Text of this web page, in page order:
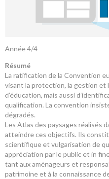
Année 4/4
Résumé
La ratification de la Convention
visant la protection, la gestion et
d’éducation, mais aussi
qualification. La convention
dégradés.
Les Atlas des paysages réalisés
atteindre ces objectifs. Ils
scientifique et vulgarisation de
appréciation par le public et in
tant aux aménageurs et
patrimoine et à la connaissance